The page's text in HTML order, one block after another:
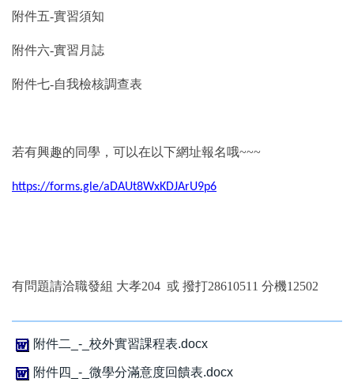
附件五-實習須知
附件六-實習月誌
附件七-自我檢核調查表
若有興趣的同學，可以在以下網址報名哦~~~
https://forms.gle/aDAUt8WxKDJArU9p6
有問題請洽職發組 大孝204 或 撥打28610511 分機12502
附件二_-_校外實習課程表.docx
附件四_-_微學分滿意度回饋表.docx